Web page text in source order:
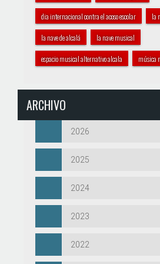
dia internacional contra el acoso escolar la
la nave de alcalá la nave musical
espacio musical alternativo alcala música
ARCHIVO
2026
2025
2024
2023
2022